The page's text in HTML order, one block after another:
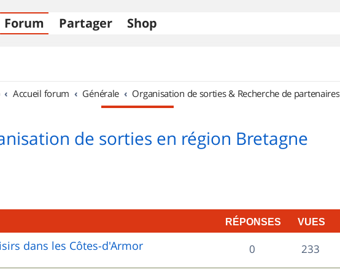
Forum Partager Shop
Accueil forum Générale Organisation de sorties & Recherche de partenaires
de sorties en région Bretagne
RÉPONSES VUES
dans les Côtes-d'Armor 0R
é
233V
u